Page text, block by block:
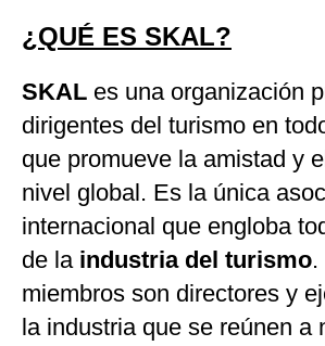
¿QUÉ ES SKAL?
SKAL es una organización
dirigentes del turismo en
que promueve la amistad y
nivel global. Es la única
internacional que engloba
de la industria del turismo
miembros son directores y
la industria que se reúnen a